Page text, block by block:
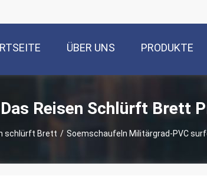
ÜBER UNS PRODUKTE
Das Reisen Schlürft Brett
schlürft Brett / Soemschaufeln Militärgrad-PVC